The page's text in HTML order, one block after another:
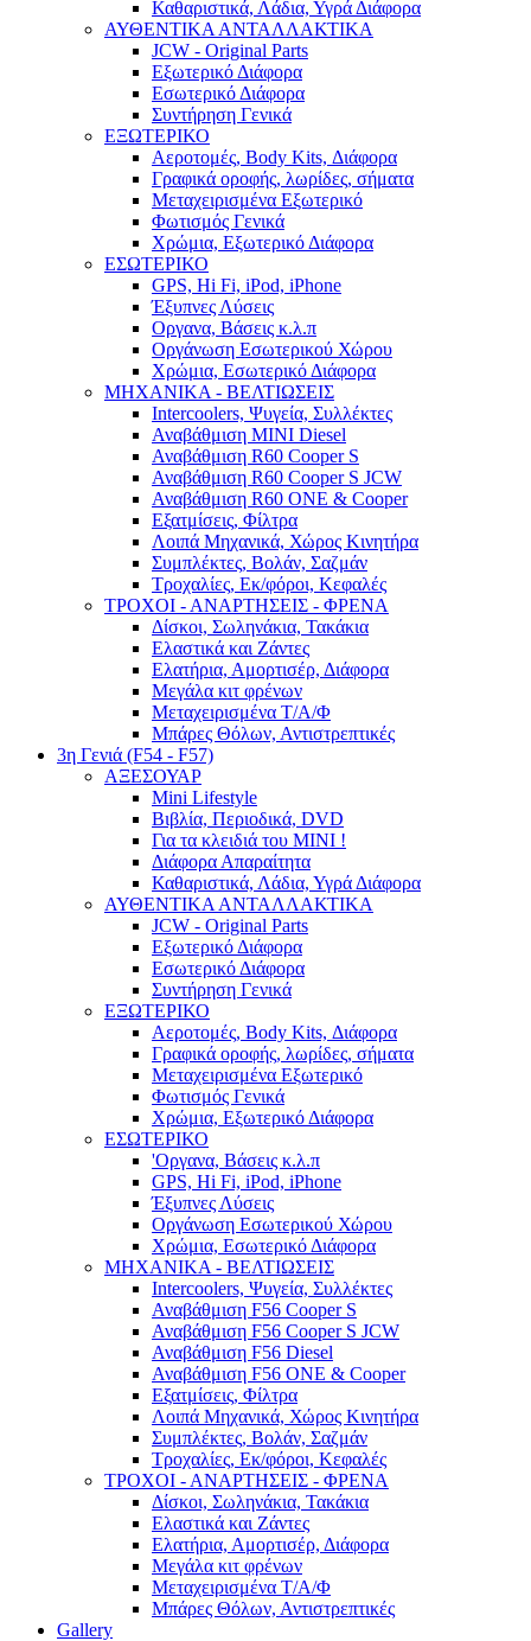
Καθαριστικά, Λάδια, Υγρά Διάφορα
ΑΥΘΕΝΤΙΚΑ ΑΝΤΑΛΛΑΚΤΙΚΑ
JCW - Original Parts
Εξωτερικό Διάφορα
Εσωτερικό Διάφορα
Συντήρηση Γενικά
ΕΞΩΤΕΡΙΚΟ
Αεροτομές, Body Kits, Διάφορα
Γραφικά οροφής, λωρίδες, σήματα
Μεταχειρισμένα Εξωτερικό
Φωτισμός Γενικά
Χρώμια, Εξωτερικό Διάφορα
ΕΣΩΤΕΡΙΚΟ
GPS, Hi Fi, iPod, iPhone
Έξυπνες Λύσεις
Οργανα, Βάσεις κ.λ.π
Οργάνωση Εσωτερικού Χώρου
Χρώμια, Εσωτερικό Διάφορα
ΜΗΧΑΝΙΚΑ - ΒΕΛΤΙΩΣΕΙΣ
Intercoolers, Ψυγεία, Συλλέκτες
Αναβάθμιση MINI Diesel
Αναβάθμιση R60 Cooper S
Αναβάθμιση R60 Cooper S JCW
Αναβάθμιση R60 ONE & Cooper
Εξατμίσεις, Φίλτρα
Λοιπά Μηχανικά, Χώρος Κινητήρα
Συμπλέκτες, Βολάν, Σαζμάν
Τροχαλίες, Εκ/φόροι, Κεφαλές
ΤΡΟΧΟΙ - ΑΝΑΡΤΗΣΕΙΣ - ΦΡΕΝΑ
Δίσκοι, Σωληνάκια, Τακάκια
Ελαστικά και Ζάντες
Ελατήρια, Αμορτισέρ, Διάφορα
Μεγάλα κιτ φρένων
Μεταχειρισμένα Τ/Α/Φ
Μπάρες Θόλων, Αντιστρεπτικές
3η Γενιά (F54 - F57)
ΑΞΕΣΟΥΑΡ
Mini Lifestyle
Βιβλία, Περιοδικά, DVD
Για τα κλειδιά του MINI !
Διάφορα Απαραίτητα
Καθαριστικά, Λάδια, Υγρά Διάφορα
ΑΥΘΕΝΤΙΚΑ ΑΝΤΑΛΛΑΚΤΙΚΑ
JCW - Original Parts
Εξωτερικό Διάφορα
Εσωτερικό Διάφορα
Συντήρηση Γενικά
ΕΞΩΤΕΡΙΚΟ
Αεροτομές, Body Kits, Διάφορα
Γραφικά οροφής, λωρίδες, σήματα
Μεταχειρισμένα Εξωτερικό
Φωτισμός Γενικά
Χρώμια, Εξωτερικό Διάφορα
ΕΣΩΤΕΡΙΚΟ
'Οργανα, Βάσεις κ.λ.π
GPS, Hi Fi, iPod, iPhone
Έξυπνες Λύσεις
Οργάνωση Εσωτερικού Χώρου
Χρώμια, Εσωτερικό Διάφορα
ΜΗΧΑΝΙΚΑ - ΒΕΛΤΙΩΣΕΙΣ
Intercoolers, Ψυγεία, Συλλέκτες
Αναβάθμιση F56 Cooper S
Αναβάθμιση F56 Cooper S JCW
Αναβάθμιση F56 Diesel
Αναβάθμιση F56 ONE & Cooper
Εξατμίσεις, Φίλτρα
Λοιπά Μηχανικά, Χώρος Κινητήρα
Συμπλέκτες, Βολάν, Σαζμάν
Τροχαλίες, Εκ/φόροι, Κεφαλές
ΤΡΟΧΟΙ - ΑΝΑΡΤΗΣΕΙΣ - ΦΡΕΝΑ
Δίσκοι, Σωληνάκια, Τακάκια
Ελαστικά και Ζάντες
Ελατήρια, Αμορτισέρ, Διάφορα
Μεγάλα κιτ φρένων
Μεταχειρισμένα Τ/Α/Φ
Μπάρες Θόλων, Αντιστρεπτικές
Gallery